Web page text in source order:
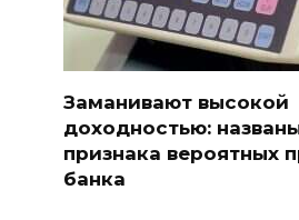
Заманивают высокой
доходностью:
признака вероятных
банка